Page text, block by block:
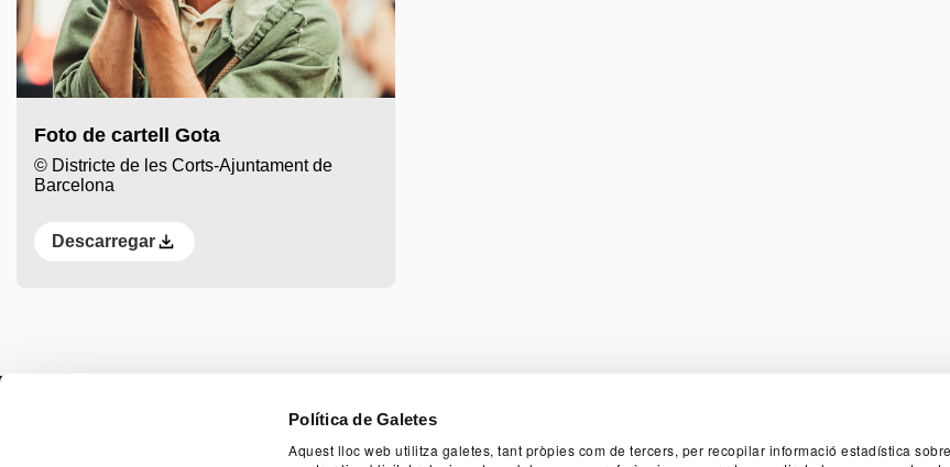
Política de Galetes
Aquest lloc web utilitza galetes, tant pròpies com de tercers, per recopilar informació estadística
Foto de cartell Gota
© Districte de les Corts-Ajuntament de
Barcelona
Descarregar
PAGE FOOTER